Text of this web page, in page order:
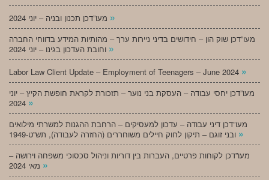
»
מעו”דכן שוק הון – חידושים בדיני ניירות ערך – מהותיות המידע בדווחי החברה
»
Labor Law Client Update – Employment of Teenagers – June 2024 »
מעו”דכן יחסי עבודה – העסקת בני נוער – תזכורת לקראת חופשת הקיץ – יוני
»
מעו”דכן דיני עבודה – עדכון למעסיקים – הרחבת ההגנות למשרתי מילואים
»
מעו”דכן לקוחות פרטיים, העברות בין דוריות וניהול סכסוכי משפחה וירושה –
»